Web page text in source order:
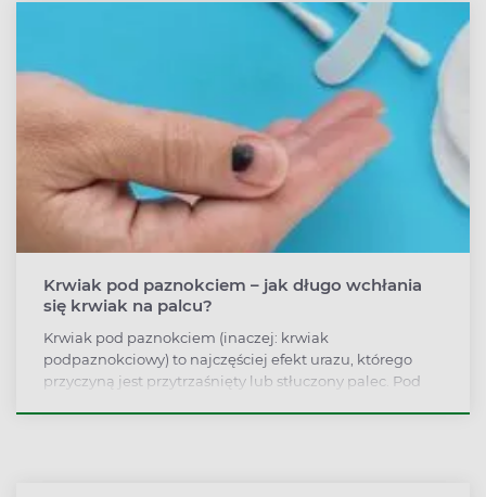
Krwiak pod paznokciem – jak długo wchłania
się krwiak na palcu?
Krwiak pod paznokciem (inaczej: krwiak
podpaznokciowy) to najczęściej efekt urazu, którego
przyczyną jest przytrzaśnięty lub stłuczony palec. Pod